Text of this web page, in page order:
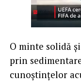
O minte solidă
prin
cunoștințelor